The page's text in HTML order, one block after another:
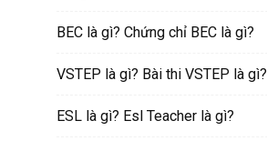
BEC là gì? Chứng chỉ BEC là gì?
VSTEP là gì? Bài thi VSTEP là gì?
ESL là gì? Esl Teacher là gì?